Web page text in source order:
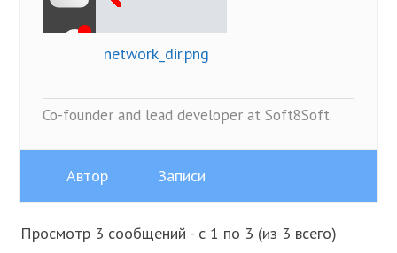
network_dir.png
Co-founder and lead developer at Soft8Soft.
Автор Записи
Просмотр 3 сообщений - с 1 по 3 (из 3 всего)